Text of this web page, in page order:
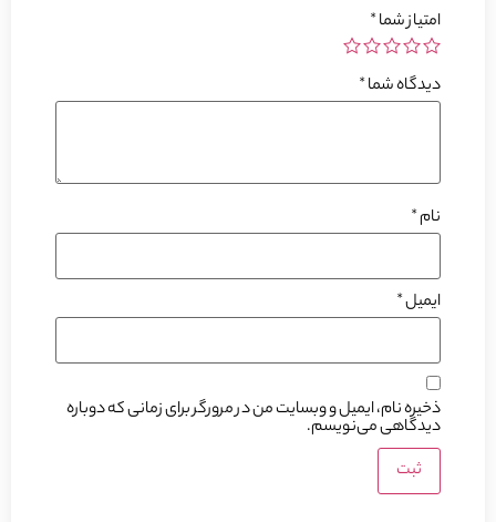
امتیاز شما*
دیدگاه شما*
نام*
ایمیل*
ذخیره نام، ایمیل و وبسایت من در مرورگر برای زمانی که دوباره
دیدگاهی می‌نویسم.